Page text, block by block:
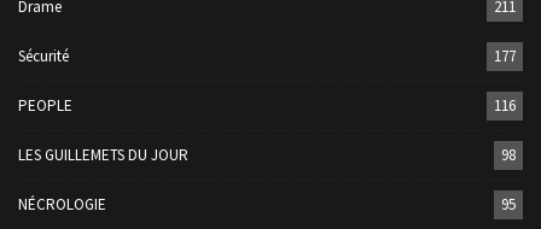
Drame 211
Sécurité 177
PEOPLE 116
LES GUILLEMETS DU JOUR 98
NÉCROLOGIE 95